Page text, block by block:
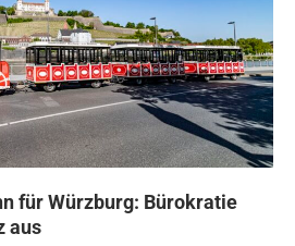
für Würzburg: Bürokratie
aus